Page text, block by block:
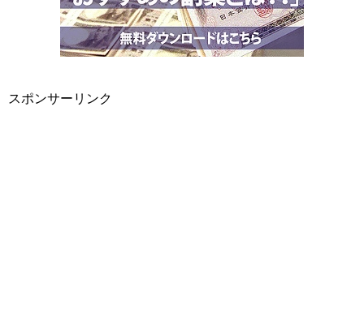
スポンサーリンク